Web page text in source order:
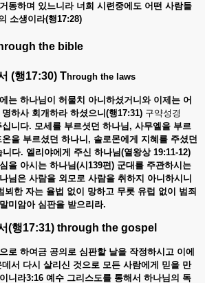
거동하며 있느니라 너희 시련중에도 어떤 사람들
소생이라(행17:28)
the bible
(행17:30) Through the laws
는 하나님이 허물치 아니하셨거니와 이제는 어
명하사 회개하라 하셨으니(행17:31) 구약성경
십니다. 모세를 부르셧던 하나님, 사무엘을 부르
온을 부르셨던 하나니, 솔로몬에게 지혜를 주셨던
니다. 엘리야에게 주신 하나님(열왕상 19:11-12)
을 아시는 하나님(시139편) 군대를 주관하시는
님은 사람을 외모로 사람을 취하지 아니하시니
뵈한 자는 율법 없이 망하고 무릇 유럽 없이 범죄
말미암아 심판을 받으리라.
(행17:31) through the gospel
로 하여금 공의로 심판할 날을 작정하시고 이에
서 다시 살리신 것으로 모든 사람에게 믿을 만
니라3:16 예수 그리스도를 통해서 하나님의 독